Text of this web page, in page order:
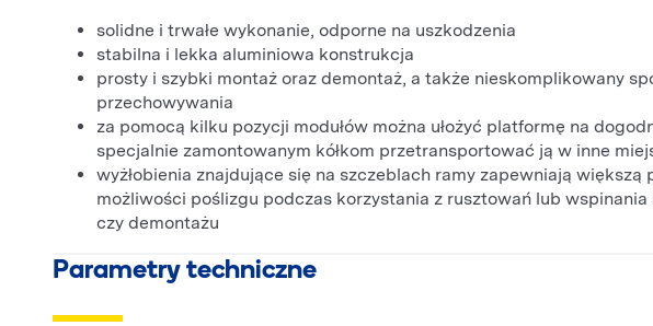
solidne i trwałe wykonanie, odporne na uszkodzenia
stabilna i lekka aluminiowa konstrukcja
prosty i szybki montaż oraz demontaż, a także nieskomplikowany
przechowywania
za pomocą kilku pozycji modułów można ułożyć platformę na
specjalnie zamontowanym kółkom przetransportować ją w inne
wyżłobienia znajdujące się na szczeblach ramy zapewniają większą
możliwości poślizgu podczas korzystania z rusztowań lub
czy demontażu
Parametry techniczne